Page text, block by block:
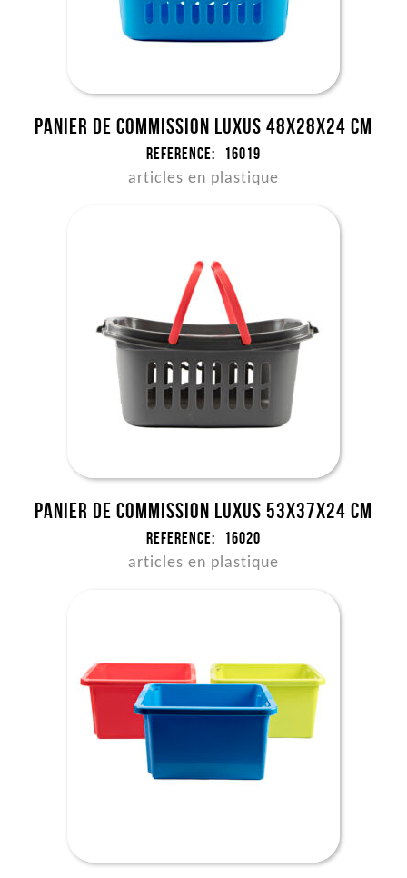
Panier de commission Luxus 48x28x24 cm
Reference: 16019
articles en plastique
Panier de commission Luxus 53x37x24 cm
Reference: 16020
articles en plastique